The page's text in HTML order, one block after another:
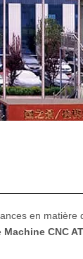
en matière
Machine CNC